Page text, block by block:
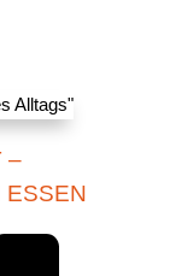
–
ESSEN